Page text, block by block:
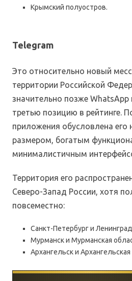
Крымский полуостров.
Telegram
Это относительно новый
территории Российской
значительно позже WhatsApp
третью позицию в рейтинге.
приложения обусловлена его
размером, богатым
минималистичным
Территория его
Северо-Запад России, хотя
повсеместно:
Санкт-Петербург и
Мурманск и Мурманская
Архангельск и